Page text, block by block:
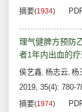
摘要(1934)
理气健脾方预防
者1年内出血的
侯艺鑫, 杨志云, 杨
2019, 35(4): 780-
摘要(1974)